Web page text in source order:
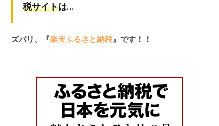
税サイトは…
ズバリ、『楽天ふるさと納税 』です！！